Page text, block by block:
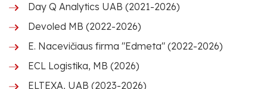
Day Q Analytics UAB (2021-2026)
Devoled MB (2022-2026)
E. Nacevičiaus firma "Edmeta" (2022-2026)
ECL Logistika, MB (2026)
ELTEXA, UAB (2023-2026)